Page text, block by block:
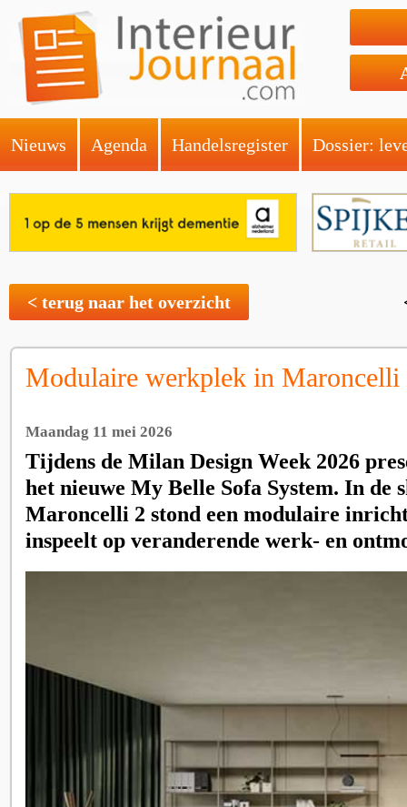
Nieuws Agenda Handelsregister Dossier:
< terug naar het overzicht
Modulaire werkplek in Maroncelli
Maandag 11 mei 2026
Tijdens de Milan Design Week 2026
het nieuwe My Belle Sofa System. In de
Maroncelli 2 stond een modulaire
inspeelt op veranderende werk- en